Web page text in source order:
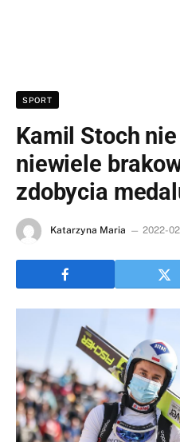
SPORT
Kamil Stoch nie
niewiele
zdobycia
Katarzyna Maria 2022-